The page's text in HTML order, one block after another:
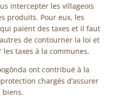
intercepter les villageois
produits. Pour eux, les
paient des taxes et il faut
de contourner la loi et
les taxes à la communes.
ont contribué à la
chargés d’assurer
biens.